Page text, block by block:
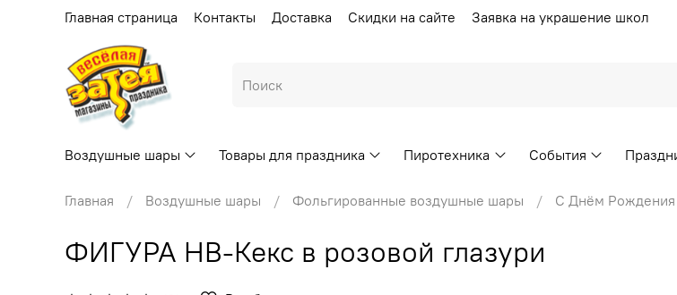
Главная страница Контакты Доставка Скидки на сайте Заявка на украшение школ
Воздушные шары Товары для праздника Пиротехника События
Главная Воздушные шары Фольгированные воздушные шары С Днём Рождения
ФИГУРА HB-Кекс в розовой глазури